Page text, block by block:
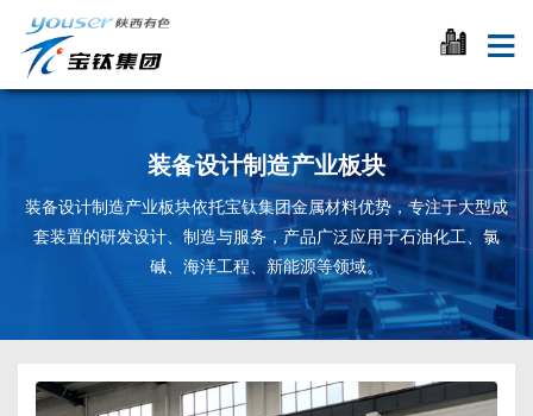
装备设计制造产业板块
装备设计制造产业板块依托宝钛集团金属材料优势，专注于大型成
套装置的研发设计、制造与服务，产品广泛应用于石油化工、氯
碱、海洋工程、新能源等领域。